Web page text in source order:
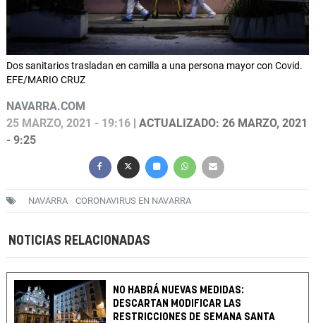
Dos sanitarios trasladan en camilla a una persona mayor con Covid.
EFE/MARIO CRUZ
NAVARRA.COM
25 MARZO, 2021 - 19:16 | ACTUALIZADO: 26 MARZO, 2021
- 9:25
NAVARRA CORONAVIRUS EN NAVARRA
NOTICIAS RELACIONADAS
NO HABRÁ NUEVAS MEDIDAS:
DESCARTAN MODIFICAR LAS
RESTRICCIONES DE SEMANA SANTA